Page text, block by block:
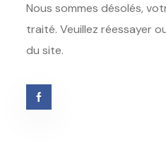
Nous sommes désolés,
traité. Veuillez réessayer
du site.